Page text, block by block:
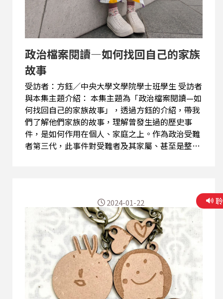
政治檔案閱讀—如何找回自己的家族
故事
受訪者：方鈺／中央大學文學院學士班學生 受訪者
與本集主題介紹： 本集主題為「政治檔案閱讀—如
何找回自己的家族故事」，透過方鈺的介紹，帶我
們了解他們家族的故事，理解曾發生過的歷史事
件，是如何作用在個人、家庭之上。作為政治受難
者第三代，此事件對受難者及其家屬、甚至是整個
➢「政治檔案」是什麼？閱讀政治檔案時，應該
要注意什麼？ ➢政治受難經驗，對個人、家人甚
至是整個家族，可能造成怎樣的影響？ ➢想要找
回自己家族的歷史，可能有哪些方法？ 學兜仔客家
話 & 延伸思考 「後生人做麼个愛關注『轉型正
義』？」 「『轉型正義』對現代社會个意義、重
要性在哪位？」
2024-01-22